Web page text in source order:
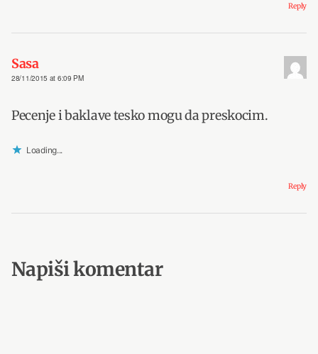
Reply
Sasa
28/11/2015 at 6:09 PM
Pecenje i baklave tesko mogu da preskocim.
Loading...
Reply
Napiši komentar